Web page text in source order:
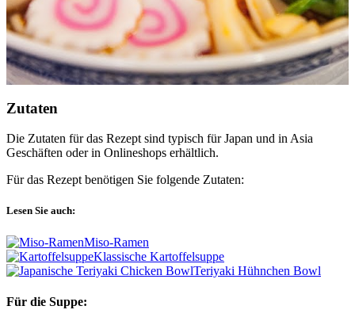
Zutaten
Die Zutaten für das Rezept sind typisch für Japan und in Asia
Geschäften oder in Onlineshops erhältlich.
Für das Rezept benötigen Sie folgende Zutaten:
Lesen Sie auch:
Miso-Ramen
Klassische Kartoffelsuppe
Teriyaki Hühnchen Bowl
Für die Suppe: